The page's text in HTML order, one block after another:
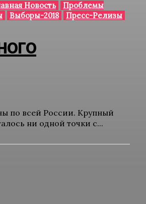
Новость
Проблемы
Выборы-2018
Пресс-Релизы
по всей России. Крупный
ни одной точки с...